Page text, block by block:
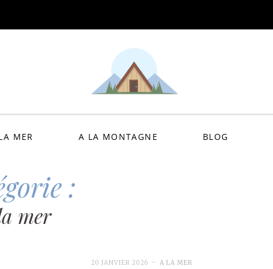
MER A LA MONTAGNE BLOG
:
mer
20 JANVIER 2026 A LA MER